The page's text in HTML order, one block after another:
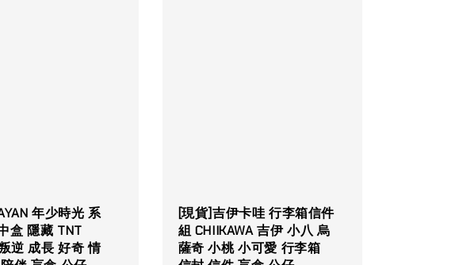
年少時光 系
盒 隱藏 TNT
逆 成長 好奇 情
[現貨]吉伊卡哇 行李箱信件
組 CHIIKAWA 吉伊 小八 烏
薩奇 小桃 小可愛 行李箱